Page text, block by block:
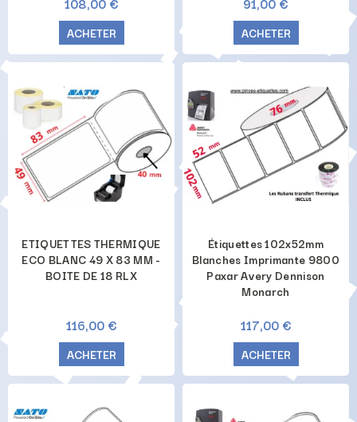
ACHETER ACHETER
ETIQUETTES THERMIQUE
ECO BLANC 49 X 83 MM -
BOITE DE 18 RLX
116,00 €
ACHETER
Étiquettes 102x52mm
Blanches Imprimante 9800
Paxar Avery Dennison
Monarch
117,00 €
ACHETER